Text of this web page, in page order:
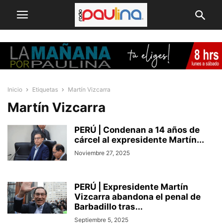
Inicio Etiquetas Martín Vizcarra
Martín Vizcarra
PERÚ | Condenan a 14 años de
cárcel al expresidente Martín...
Noviembre 27, 2025
PERÚ | Expresidente Martín
Vizcarra abandona el penal de
Barbadillo tras...
Septiembre 5, 2025